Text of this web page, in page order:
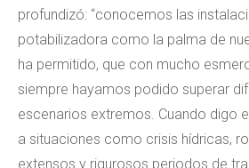
profundizó: “conocemos las
potabilizadora como la palma de
ha permitido, que con mucho
siempre hayamos podido superar
escenarios extremos. Cuando digo
a situaciones como crisis hídricas,
extensos y rigurosos periodos de